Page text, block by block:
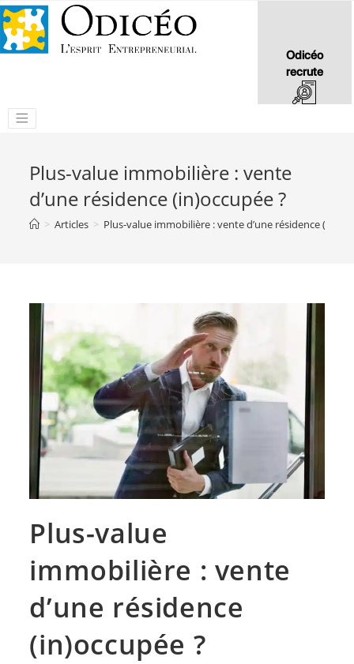
Odicéo
recrute
Plus-value immobilière : vente
d’une résidence (in)occupée ?
> Articles > Plus-value immobilière : vente d’une résidence
Plus-value
immobilière : vente
d’une résidence
(in)occupée ?